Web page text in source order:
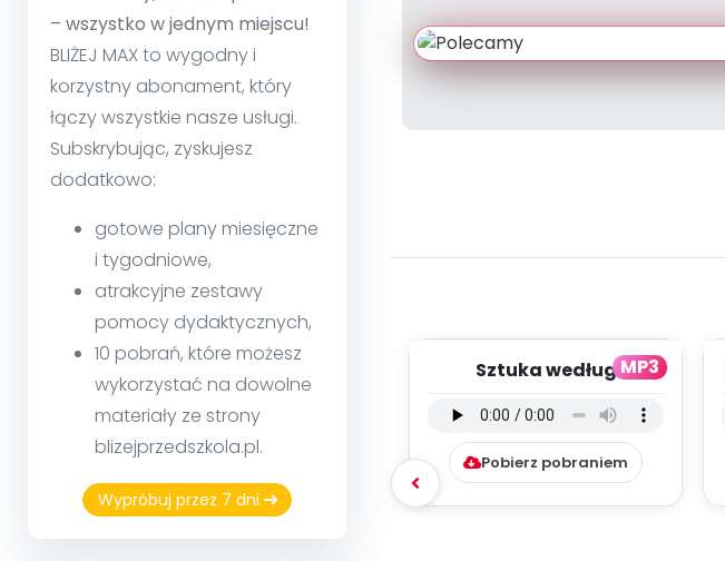
– wszystko w jednym miejscu!
BLIŻEJ MAX to wygodny i
korzystny abonament, który
łączy wszystkie nasze usługi.
Subskrybując, zyskujesz
dodatkowo:
gotowe plany miesięczne
i tygodniowe,
atrakcyjne zestawy
pomocy dydaktycznych,
10 pobrań, które możesz
wykorzystać na dowolne
materiały ze strony
blizejprzedszkola.pl.
Wypróbuj przez 7 dni
MP3
Sztuka według
instrumentalna (PD...
Pobierz pobraniem